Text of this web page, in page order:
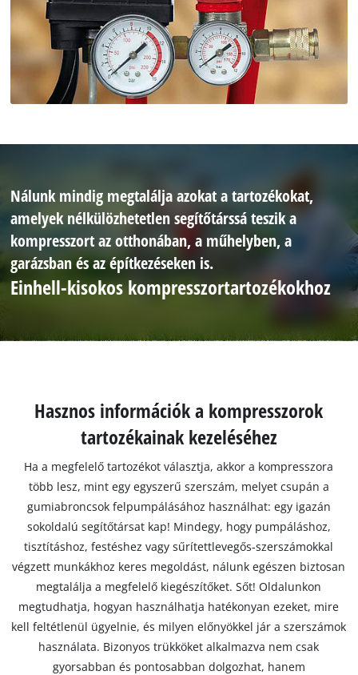
Nálunk mindig megtalálja azokat a tartozékokat,
amelyek nélkülözhetetlen segítőtárssá teszik a
kompresszort az otthonában, a műhelyben, a
garázsban és az építkezéseken is.
Einhell-kisokos kompresszortartozékokhoz
Hasznos információk a kompresszorok
tartozékainak kezeléséhez
Ha a megfelelő tartozékot választja, akkor a kompresszora
több lesz, mint egy egyszerű szerszám, melyet csupán a
gumiabroncsok felpumpálásához használhat: egy igazán
sokoldalú segítőtársat kap! Mindegy, hogy pumpáláshoz,
tisztításhoz, festéshez vagy sűrítettlevegős-szerszámokkal
végzett munkákhoz keres megoldást, nálunk egészen biztosan
megtalálja a megfelelő kiegészítőket. Sőt! Oldalunkon
megtudhatja, hogyan használhatja hatékonyan ezeket, mire
kell feltétlenül ügyelnie, és milyen előnyökkel jár a szerszámok
használata. Bizonyos trükköket alkalmazva nem csak
gyorsabban és pontosabban dolgozhat, hanem